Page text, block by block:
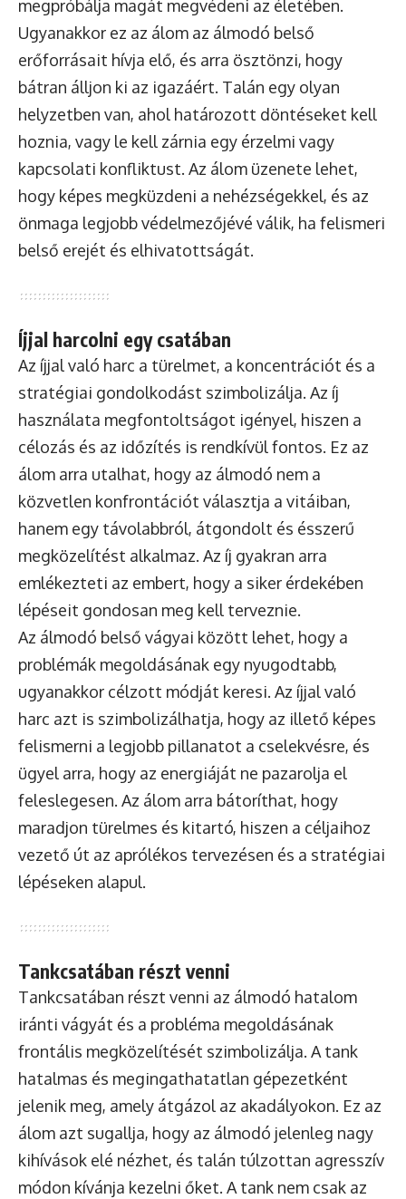
megpróbálja magát megvédeni az életében.
Ugyanakkor ez az álom az álmodó belső
erőforrásait hívja elő, és arra ösztönzi, hogy
bátran álljon ki az igazáért. Talán egy olyan
helyzetben van, ahol határozott döntéseket kell
hoznia, vagy le kell zárnia egy érzelmi vagy
kapcsolati konfliktust. Az álom üzenete lehet,
hogy képes megküzdeni a nehézségekkel, és az
önmaga legjobb védelmezőjévé válik, ha felismeri
belső erejét és elhivatottságát.
Íjjal harcolni egy csatában
Az íjjal való harc a türelmet, a koncentrációt és a
stratégiai gondolkodást szimbolizálja. Az íj
használata megfontoltságot igényel, hiszen a
célozás és az időzítés is rendkívül fontos. Ez az
álom arra utalhat, hogy az álmodó nem a
közvetlen konfrontációt választja a vitáiban,
hanem egy távolabbról, átgondolt és ésszerű
megközelítést alkalmaz. Az íj gyakran arra
emlékezteti az embert, hogy a siker érdekében
lépéseit gondosan meg kell terveznie.
Az álmodó belső vágyai között lehet, hogy a
problémák megoldásának egy nyugodtabb,
ugyanakkor célzott módját keresi. Az íjjal való
harc azt is szimbolizálhatja, hogy az illető képes
felismerni a legjobb pillanatot a cselekvésre, és
ügyel arra, hogy az energiáját ne pazarolja el
feleslegesen. Az álom arra bátoríthat, hogy
maradjon türelmes és kitartó, hiszen a céljaihoz
vezető út az aprólékos tervezésen és a stratégiai
lépéseken alapul.
Tankcsatában részt venni
Tankcsatában részt venni az álmodó hatalom
iránti vágyát és a probléma megoldásának
frontális megközelítését szimbolizálja. A tank
hatalmas és megingathatatlan gépezetként
jelenik meg, amely átgázol az akadályokon. Ez az
álom azt sugallja, hogy az álmodó jelenleg nagy
kihívások elé nézhet, és talán túlzottan agresszív
módon kívánja kezelni őket. A tank nem csak az